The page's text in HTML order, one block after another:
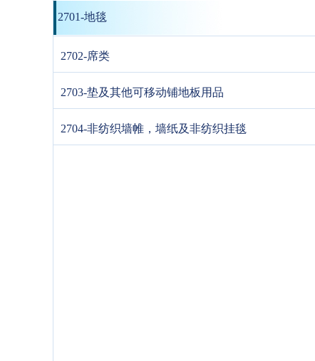
2701-地毯
2702-席类
2703-垫及其他可移动铺地板用品
2704-非纺织墙帷，墙纸及非纺织挂毯